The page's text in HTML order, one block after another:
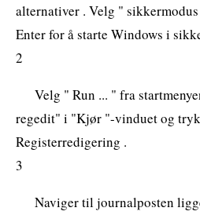
alternativer . Velg "
Enter for å starte Windows i
2
Velg " Run ... " fra
regedit" i "Kjør "-vinduet og
Registerredigering .
3
Naviger til journalposten